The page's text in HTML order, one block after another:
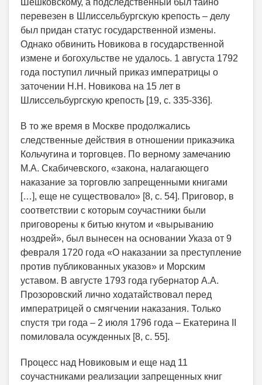
Шешковскому, а подследственный был тайно
перевезен в Шлиссельбургскую крепость – делу
был придан статус государственной измены.
Однако обвинить Новикова в государственной
измене и богохульстве не удалось. 1 августа 1792
года поступил личный приказ императрицы о
заточении Н.Н. Новикова на 15 лет в
Шлиссельбургскую крепость [19, c. 335-336].
В то же время в Москве продолжались
следственные действия в отношении приказчика
Кольчугина и торговцев. По верному замечанию
М.А. Скабичевского, «закона, налагающего
наказание за торговлю запрещенными книгами
[…], еще не существовало» [8, c. 54]. Приговор, в
соответствии с которым соучастники были
приговорены к битью кнутом и «вырыванию
ноздрей», был вынесен на основании Указа от 9
февраля 1720 года «О наказании за преступление
против публикованных указов» и Морским
уставом. В августе 1793 года губернатор А.А.
Прозоровский лично ходатайствовал перед
императрицей о смягчении наказания. Только
спустя три года – 2 июля 1796 года – Екатерина II
помиловала осужденных [8, c. 55].
Процесс над Новиковым и еще над 11
соучастниками реализации запрещенных книг